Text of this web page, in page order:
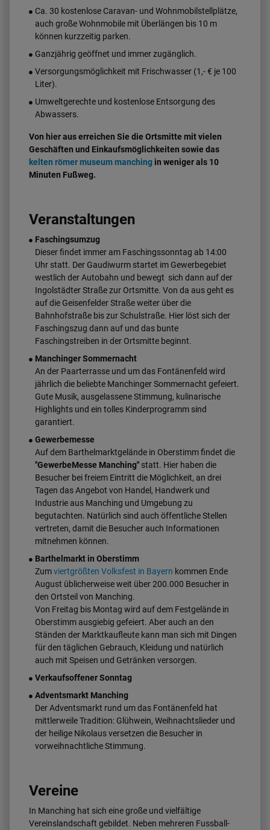
Ca. 30 kostenlose Caravan- und Wohnmobilstellplätze,
auch große Wohnmobile mit Überlängen bis 10 m
können kurzzeitig parken.
Ganzjährig geöffnet und immer zugänglich.
Versorgungsmöglichkeit mit Frischwasser (1,- € je 100
Liter).
Umweltgerechte und kostenlose Entsorgung des
Abwassers.
Von hier aus erreichen Sie die Ortsmitte mit vielen
Geschäften und Einkaufsmöglichkeiten sowie das
kelten römer museum manching in weniger als 10
Minuten Fußweg.
Veranstaltungen
Faschingsumzug
Dieser findet immer am Faschingssonntag ab 14:00
Uhr statt. Der Gaudiwurm startet im Gewerbegebiet
westlich der Autobahn und bewegt sich dann auf der
Ingolstädter Straße zur Ortsmitte. Von da aus geht es
auf die Geisenfelder Straße weiter über die
Bahnhofstraße bis zur Schulstraße. Hier löst sich der
Faschingszug dann auf und das bunte
Faschingstreiben in der Ortsmitte beginnt.
Manchinger Sommernacht
An der Paarterrasse und um das Fontänenfeld wird
jährlich die beliebte Manchinger Sommernacht gefeiert.
Gute Musik, ausgelassene Stimmung, kulinarische
Highlights und ein tolles Kinderprogramm sind
garantiert.
Gewerbemesse
Auf dem Barthelmarktgelände in Oberstimm findet die
"GewerbeMesse Manching" statt. Hier haben die
Besucher bei freiem Eintritt die Möglichkeit, an drei
Tagen das Angebot von Handel, Handwerk und
Industrie aus Manching und Umgebung zu
begutachten. Natürlich sind auch öffentliche Stellen
vertreten, damit die Besucher auch Informationen
mitnehmen können.
Barthelmarkt in Oberstimm
Zumviertgrößten Volksfest in Bayern kommen Ende
August üblicherweise weit über 200.000 Besucher in
den Ortsteil von Manching.
Von Freitag bis Montag wird auf dem Festgelände in
Oberstimm ausgiebig gefeiert. Aber auch an den
Ständen der Marktkaufleute kann man sich mit Dingen
für den täglichen Gebrauch, Kleidung und natürlich
auch mit Speisen und Getränken versorgen.
Verkaufsoffener Sonntag
Adventsmarkt Manching
Der Adventsmarkt rund um das Fontänenfeld hat
mittlerweile Tradition: Glühwein, Weihnachtslieder und
der heilige Nikolaus versetzen die Besucher in
vorweihnachtliche Stimmung.
Vereine
In Manching hat sich eine große und vielfältige
Vereinslandschaft gebildet. Neben mehreren Fussball-